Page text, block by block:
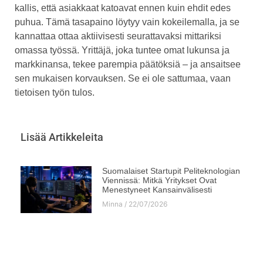
kallis, että asiakkaat katoavat ennen kuin ehdit edes
puhua. Tämä tasapaino löytyy vain kokeilemalla, ja se
kannattaa ottaa aktiivisesti seurattavaksi mittariksi
omassa työssä. Yrittäjä, joka tuntee omat lukunsa ja
markkinansa, tekee parempia päätöksiä – ja ansaitsee
sen mukaisen korvauksen. Se ei ole sattumaa, vaan
tietoisen työn tulos.
Lisää Artikkeleita
Suomalaiset Startupit Peliteknologian
Viennissä: Mitkä Yritykset Ovat
Menestyneet Kansainvälisesti
Minna 22/07/2026